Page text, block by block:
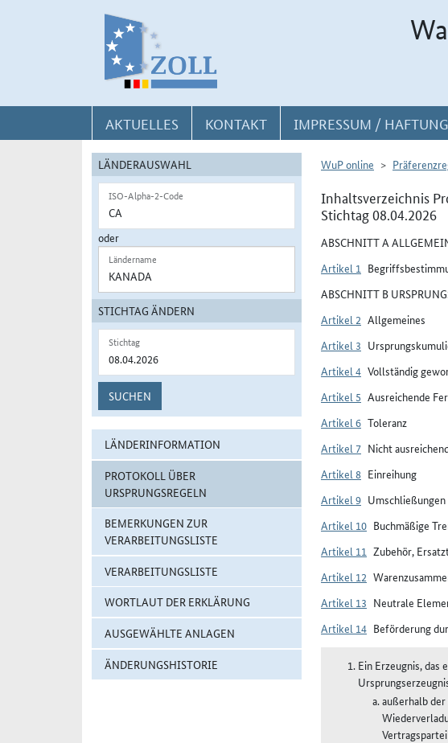
AKTUELLES KONTAKT IMPRESSUM /
LÄNDERAUSWAHL
ISO-Alpha-2-Code
oder
Ländername
STICHTAG ÄNDERN
Stichtag
SUCHEN
LÄNDERINFORMATION
PROTOKOLL ÜBER
URSPRUNGSREGELN
BEMERKUNGEN ZUR
VERARBEITUNGSLISTE
VERARBEITUNGSLISTE
WORTLAUT DER ERKLÄRUNG
AUSGEWÄHLTE ANLAGEN
ÄNDERUNGSHISTORIE
WuP online
Inhaltsverzeichnis
Stichtag 08.04.2026
ABSCHNITT A
Artikel 1
ABSCHNITT B
Artikel 2 Allgemeines
Artikel 3
Artikel 4 Vollständig
Artikel 5 Ausreichende
Artikel 6 Toleranz
Artikel 7 Nicht
Artikel 8 Einreihung
Artikel 9
Artikel 10 Buchmäßige
Artikel 11 Zubehör,
Artikel 12
Artikel 13 Neutrale
Artikel 14 Beförderung
Ein Erzeugnis,
außerhalb